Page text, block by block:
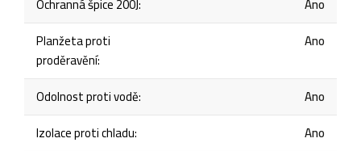
Ochranná špice 200J:
Ano
Planžeta proti
proděravění:
Ano
Odolnost proti vodě:
Ano
Izolace proti chladu:
Ano